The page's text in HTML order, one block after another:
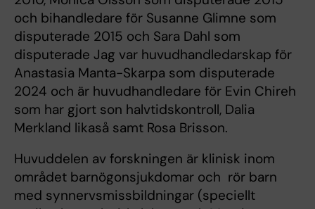
och bihandledare för Susanne Glimne som
disputerade 2015 och Sara Dahl som
disputerade Jag var huvudhandledarskap för
Anastasia Manta-Skarpa som disputerade
2024 och är huvudhandledare för Evin Chireh
som har gjort son halvtidskontroll, Dalia
Merkland likaså samt Rosa Brisson.
Huvuddelen av forskningen är klinisk inom
området barnögonsjukdomar och rör barn
med synnervsmissbildningar (speciellt